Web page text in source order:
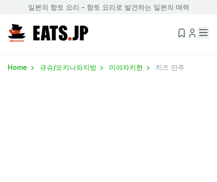
일본의 향토 요리 - 향토 요리로 발견하는 일본의 매력
Home 규슈/오키나와지방 미야자키현 치즈 만주